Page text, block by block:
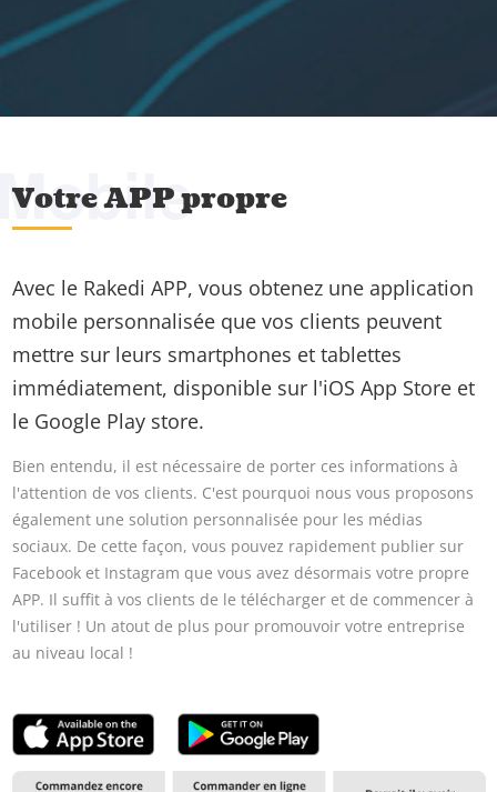
Votre APP propre
Avec le Rakedi APP, vous obtenez une application
mobile personnalisée que vos clients peuvent
mettre sur leurs smartphones et tablettes
immédiatement, disponible sur l'iOS App Store et
le Google Play store.
Bien entendu, il est nécessaire de porter ces informations à
l'attention de vos clients. C'est pourquoi nous vous proposons
également une solution personnalisée pour les médias
sociaux. De cette façon, vous pouvez rapidement publier sur
Facebook et Instagram que vous avez désormais votre propre
APP. Il suffit à vos clients de le télécharger et de commencer à
l'utiliser ! Un atout de plus pour promouvoir votre entreprise
au niveau local !